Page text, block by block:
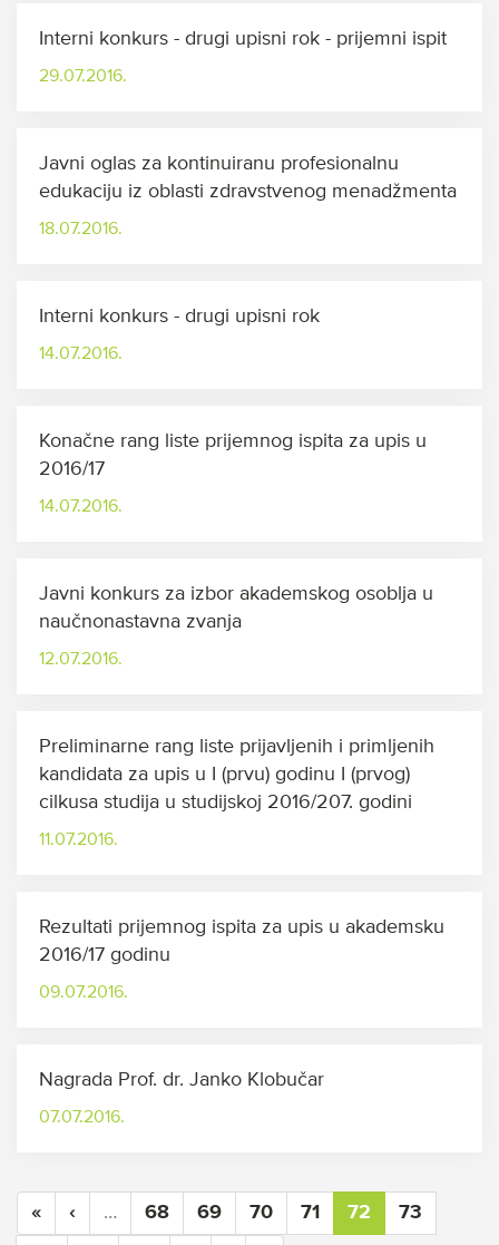
Interni konkurs - drugi upisni rok - prijemni ispit
29.07.2016.
Javni oglas za kontinuiranu profesionalnu
edukaciju iz oblasti zdravstvenog menadžmenta
18.07.2016.
Interni konkurs - drugi upisni rok
14.07.2016.
Konačne rang liste prijemnog ispita za upis u
2016/17
14.07.2016.
Javni konkurs za izbor akademskog osoblja u
naučnonastavna zvanja
12.07.2016.
Preliminarne rang liste prijavljenih i primljenih
kandidata za upis u I (prvu) godinu I (prvog)
cilkusa studija u studijskoj 2016/207. godini
11.07.2016.
Rezultati prijemnog ispita za upis u akademsku
2016/17 godinu
09.07.2016.
Nagrada Prof. dr. Janko Klobučar
07.07.2016.
« ‹ … 68 69 70 71 72 73